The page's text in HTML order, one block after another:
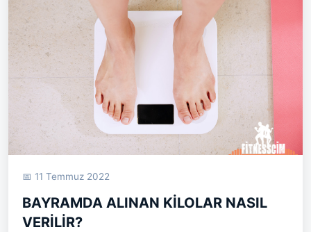
📅 11 Temmuz 2022
BAYRAMDA ALINAN KİLOLAR NASIL
VERİLİR?